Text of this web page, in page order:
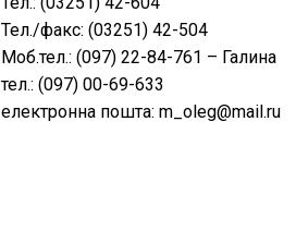
Тел./факс: (03251) 42-504
Моб.тел.: (097) 22-84-761 – Галина
тел.: (097) 00-69-633
електронна пошта: m_oleg@mail.ru